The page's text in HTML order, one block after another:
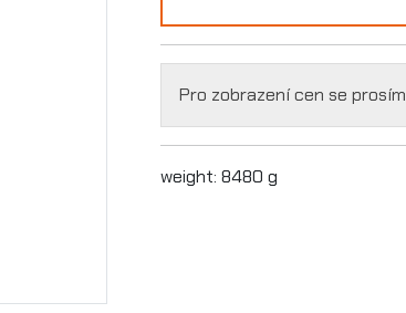
Pro zobrazení cen se prosím
weight: 8480 g